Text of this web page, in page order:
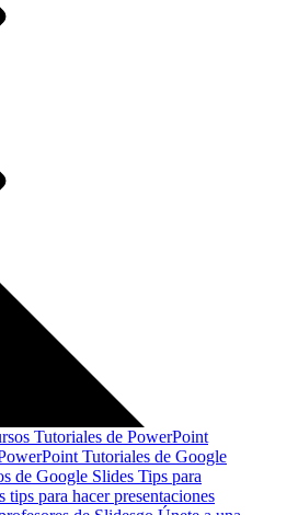
Tutoriales de PowerPoint
Tutoriales de Google
de Google Slides Tips para
tips para hacer presentaciones